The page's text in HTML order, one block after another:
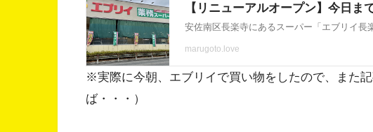
※実際に今朝、エブリイで買い物をしたので、また
ば・・・）